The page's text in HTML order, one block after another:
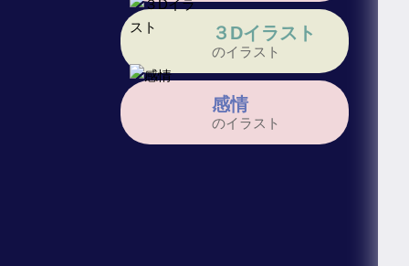
３Dイラスト
のイラスト
感情
のイラスト